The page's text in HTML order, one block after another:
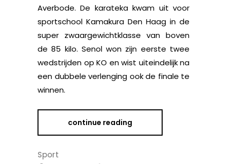
Averbode. De karateka kwam uit voor
sportschool Kamakura Den Haag in de
super zwaargewichtklasse van boven
de 85 kilo. Senol won zijn eerste twee
wedstrijden op KO en wist uiteindelijk na
een dubbele verlenging ook de finale te
winnen.
continue reading
Sport